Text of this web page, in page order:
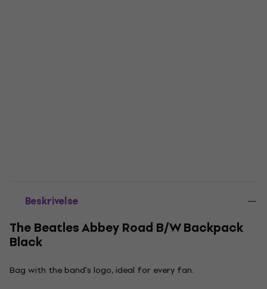
Beskrivelse
The Beatles Abbey Road B/W Backpack
Black
Bag with the band's logo, ideal for every fan.